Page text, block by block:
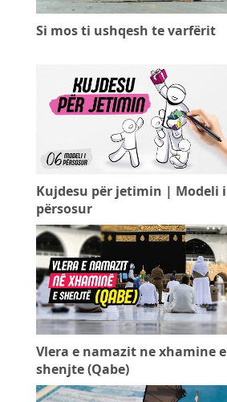
Si mos ti ushqesh te varfërit
Kujdesu për jetimin | Modeli i
përsosur
Vlera e namazit ne xhamine e
shenjte (Qabe)